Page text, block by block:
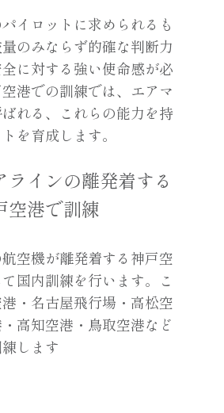
イロットに求められるも
のみならず的確な判断力
に対する強い使命感が必
港での訓練では、エアマ
れる、これらの能力を持
を育成します。
ラインの離発着する
空港で訓練
空機が離発着する神戸空
国内訓練を行います。こ
・名古屋飛行場・高松空
高知空港・鳥取空港など
します